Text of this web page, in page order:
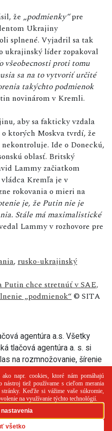
že „podmienky“pre
Ukrajiny
splnené. Vyjadril sa tak
ukrajinský líder zopakoval
všeobecnosti proti tomu
sa na to vytvoriť určité
takýchto podmienok
novinárom v Kremli.
aby sa fakticky vzdala
ktorých Moskva tvrdí, že
Ide o Doneckú,
oblasť. Britský
Lammy začiatkom
Kremľa je v
rokovania o mieri na
je, že Putin nie je
Stále má maximalistické
Lammy v rozhovore pre
, rusko-ukrajinský
Putin chce stretnúť v SAE,
„podmienok“ © SITA
agentúra a.s. Všetky
tlačová agentúra a. s. si
na rozmnožovanie, šírenie